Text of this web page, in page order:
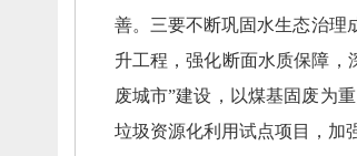
善。 三要不断巩固水生态治理
升工程，强化断面水质保障，
废城市”建设， 以煤基固废为
垃圾资源化利用试点项目， 加